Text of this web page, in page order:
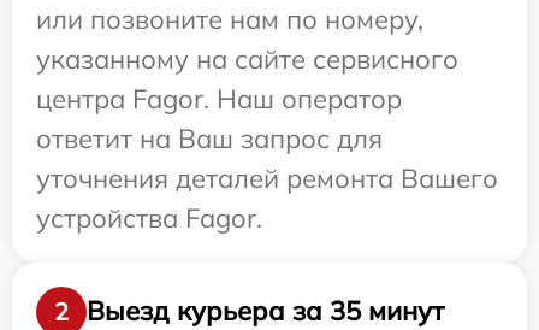
или позвоните нам по номеру,
указанному на сайте сервисного
центра Fagor. Наш оператор
ответит на Ваш запрос для
уточнения деталей ремонта Вашего
устройства Fagor.
2
Выезд курьера за 35 минут